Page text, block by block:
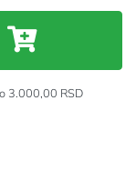
3.000,00 RSD